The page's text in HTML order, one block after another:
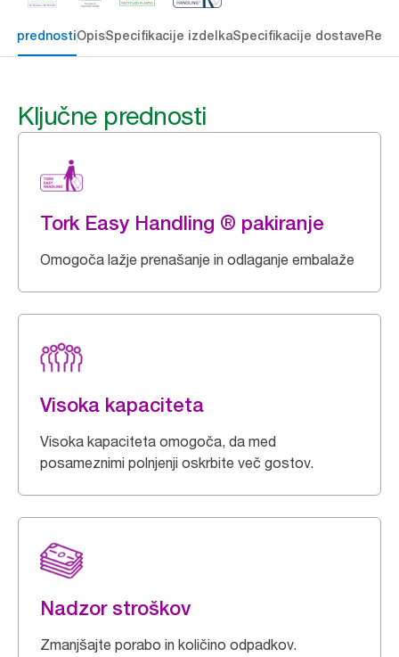
prednostiOpisSpecifikacije izdelkaSpecifikacije dostave
Ključne prednosti
Tork Easy Handling ® pakiranje
Omogoča lažje prenašanje in odlaganje embalaže
Visoka kapaciteta
Visoka kapaciteta omogoča, da med
posameznimi polnjenji oskrbite več gostov.
Nadzor stroškov
Zmanjšajte porabo in količino odpadkov.